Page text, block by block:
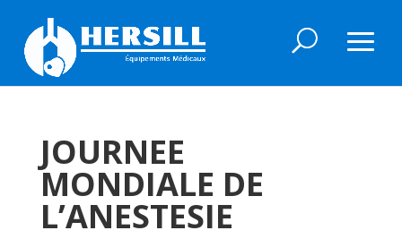
JOURNEE
MONDIALE DE
L’ANESTESIE